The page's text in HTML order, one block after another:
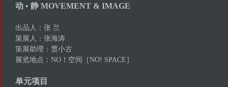
动 • 静 MOVEMENT & IMAGE
出品人：张 兰
策展人：张海涛
策展助理：贾小古
展览地点：NO！空间［NO! SPACE］
单元项目